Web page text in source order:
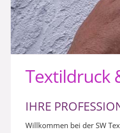
Textildruck
IHRE
Willkommen bei der SW